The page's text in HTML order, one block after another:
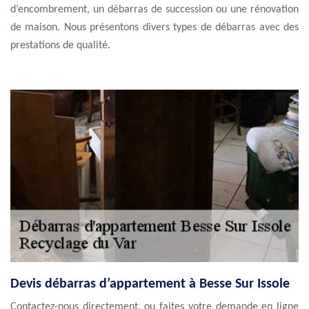
d’encombrement, un débarras de succession ou une rénovation
de maison. Nous présentons divers types de débarras avec des
prestations de qualité.
Devis débarras d’appartement à Besse Sur Issole